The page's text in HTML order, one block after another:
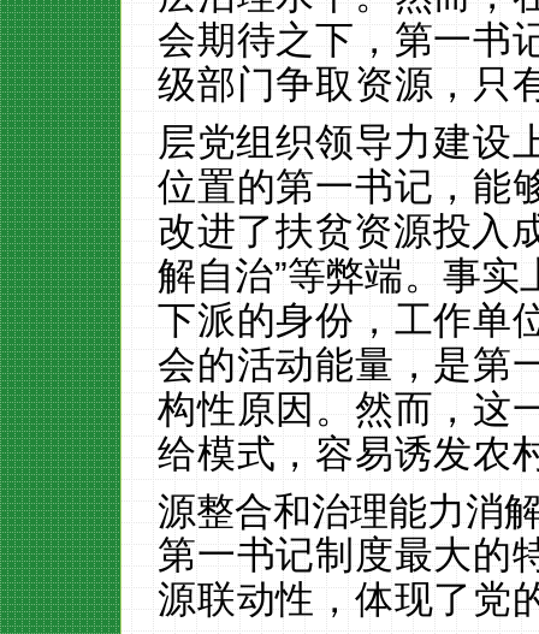
会期待之下，第一书
级部门争取资源，只
层党组织领导力建设
位置的第一书记，能
改进了扶贫资源投入
解自治”等弊端。事
下派的身份，工作单
会的活动能量，是第
构性原因。然而，这
给模式，容易诱发农
源整合和治理能力消
第一书记制度最大的
源联动性，体现了党